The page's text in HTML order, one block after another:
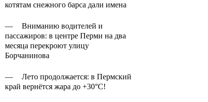
котятам снежного барса дали имена
—
Вниманию водителей и
пассажиров: в центре Перми на два
месяца перекроют улицу
Борчанинова
—
Лето продолжается: в Пермский
край вернётся жара до +30°C!